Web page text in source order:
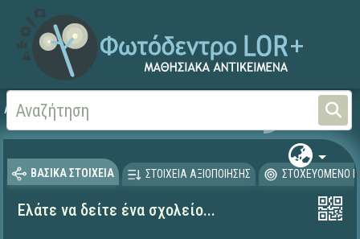
Αρχική
ΒΑΣΙΚΑ ΣΤΟΙΧΕΙΑ ΣΤΟΙΧΕΙΑ ΑΞΙΟΠΟΙΗΣΗΣ ΣΤΟΧΕΥΟΜΕΝΟ
Ελάτε να δείτε ένα σχολείο...